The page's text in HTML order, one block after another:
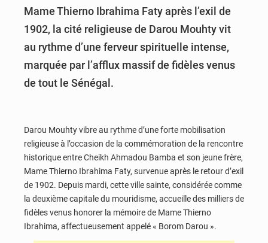
Mame Thierno Ibrahima Faty après l’exil de
1902, la cité religieuse de Darou Mouhty vit
au rythme d’une ferveur spirituelle intense,
marquée par l’afflux massif de fidèles venus
de tout le Sénégal.
Darou Mouhty vibre au rythme d’une forte mobilisation
religieuse à l’occasion de la commémoration de la rencontre
historique entre Cheikh Ahmadou Bamba et son jeune frère,
Mame Thierno Ibrahima Faty, survenue après le retour d’exil
de 1902. Depuis mardi, cette ville sainte, considérée comme
la deuxième capitale du mouridisme, accueille des milliers de
fidèles venus honorer la mémoire de Mame Thierno
Ibrahima, affectueusement appelé « Borom Darou ».